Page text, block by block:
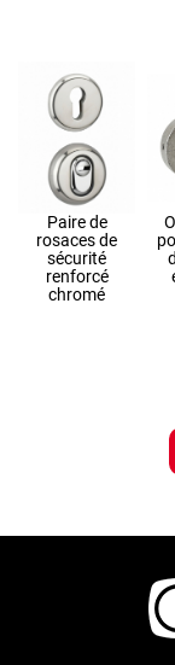
Paire de
rosaces de
sécurité
renforcé
chromé